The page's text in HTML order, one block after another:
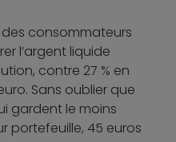
des consommateurs
l’argent liquide
contre 27 % en
Sans oublier que
gardent le moins
portefeuille, 45 euros